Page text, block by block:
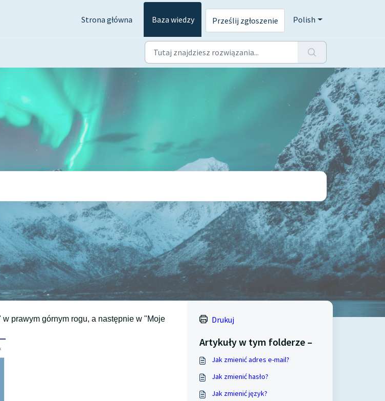
Strona główna Baza wiedzy Prześlij zgłoszenie Polish
prawym górnym rogu, a następnie w "Moje
Drukuj
Artykuły w tym folderze –
Jak zmienić adres e-mail?
Jak zmienić hasło?
Jak zmienić język?